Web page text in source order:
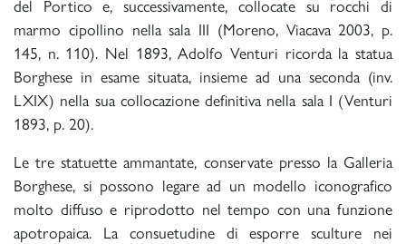
del Portico e, successivamente, collocate su rocchi di
marmo cipollino nella sala III (Moreno, Viacava 2003, p.
145, n. 110). Nel 1893, Adolfo Venturi ricorda la statua
Borghese in esame situata, insieme ad una seconda (inv.
LXIX) nella sua collocazione definitiva nella sala I (Venturi
1893, p. 20).
Le tre statuette ammantate, conservate presso la Galleria
Borghese, si possono legare ad un modello iconografico
molto diffuso e riprodotto nel tempo con una funzione
apotropaica. La consuetudine di esporre sculture nei